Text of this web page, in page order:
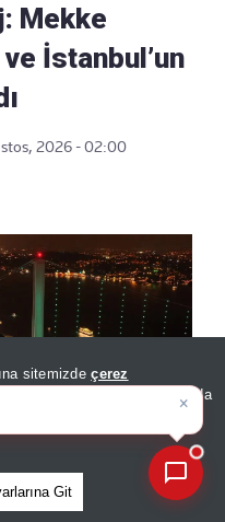
sitemizdeçerez
KVKK ve GDPR kapsamında
Git
Mekke
İstanbul’un
2026 - 02:00
birlik ve
×
spor, gündem ve